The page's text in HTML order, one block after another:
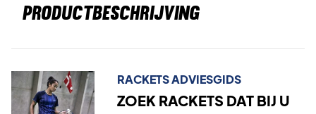
PRODUCTBESCHRIJVING
RACKETS ADVIESGIDS
ZOEK RACKETS DAT BIJ U